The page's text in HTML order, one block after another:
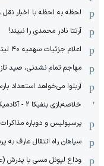
لحظه به لحظه با اخبار نقل
آرتتا نادر محمدی را نبیند!
اعلام جزئیات سهمیه ۴۰ لیتر بنزین با نرخ ۵ هزار تومان
مهاجم تمام نشدنی، صید
آربلوا می‌خواهد استعداد
خلاصه‌بازی بنفیکا 2 - آکادمیکو ویسئو 2
پرسپولیس و دوباره مذاکرات
سپاهان راه انتقال عارف به
وداع لیونل مسی با پدرش